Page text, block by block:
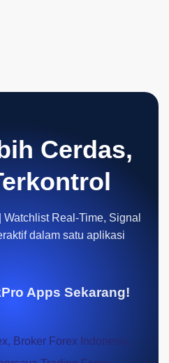
Cerdas,
Real-Time, Signal
dalam satu aplikasi
Apps Sekarang!